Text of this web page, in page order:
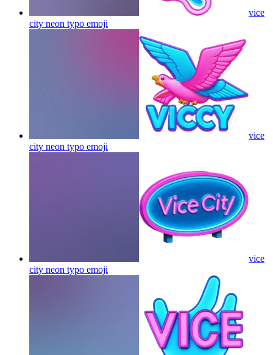
vice
city neon typo emoji
vice
city neon typo emoji
vice
city neon typo emoji